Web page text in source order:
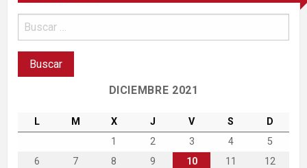
DICIEMBRE 2021
L M X J V S
D
1
2 3 4
5
6
7 8 9 10 11
12